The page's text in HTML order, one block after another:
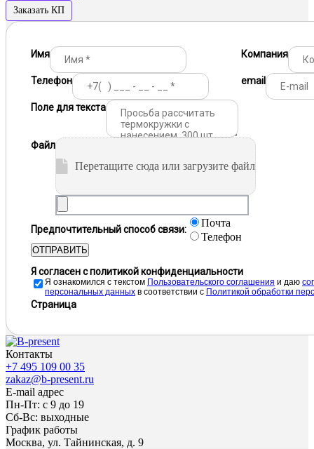
Заказать КП
Имя Компания
Телефон email
Поле для текста
Файл
Перетащите сюда или загрузите файл
Предпочтительный способ связи:
Почта
Телефон
ОТПРАВИТЬ
Я согласен с политикой конфиденциальности
Я ознакомился с текстом Пользовательского соглашения и даю
персональных данных в соответствии с Политикой обработки
Страница
Контакты
+7 495 109 00 35
zakaz@b-present.ru
E-mail адрес
Пн-Пт: с 9 до 19
Сб-Вс: выходные
График работы
Москва, ул. Тайнинская, д. 9